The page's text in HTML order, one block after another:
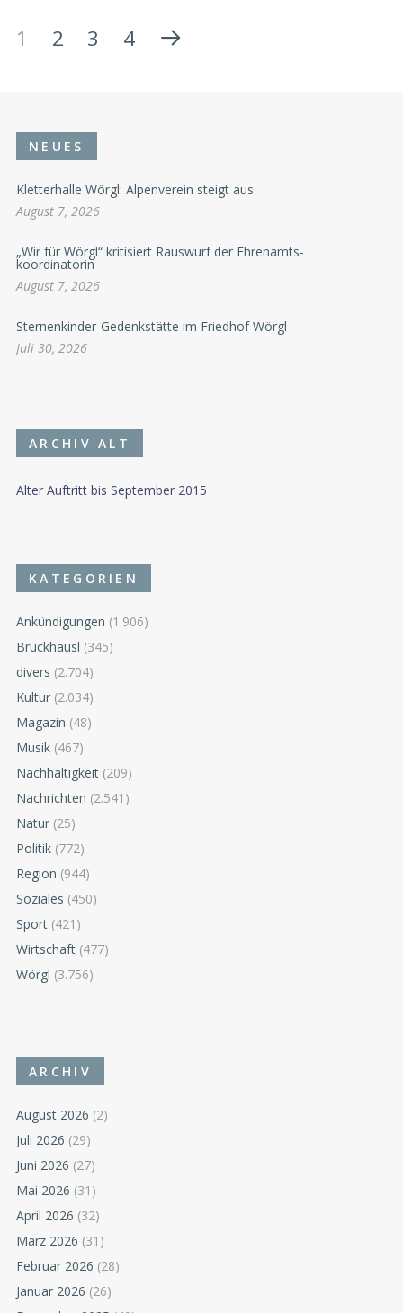
1 2 3 4
NEUES
Kletterhalle Wörgl: Alpenverein steigt aus
August 7, 2026
„Wir für Wörgl“ kritisiert Rauswurf der Ehrenamts-
koordinatorin
August 7, 2026
Sternenkinder-Gedenkstätte im Friedhof Wörgl
Juli 30, 2026
ARCHIV ALT
Alter Auftritt bis September 2015
KATEGORIEN
Ankündigungen (1.906)
Bruckhäusl (345)
divers (2.704)
Kultur (2.034)
Magazin (48)
Musik (467)
Nachhaltigkeit (209)
Nachrichten (2.541)
Natur (25)
Politik (772)
Region (944)
Soziales (450)
Sport (421)
Wirtschaft (477)
Wörgl (3.756)
ARCHIV
August 2026 (2)
Juli 2026 (29)
Juni 2026 (27)
Mai 2026 (31)
April 2026 (32)
März 2026 (31)
Februar 2026 (28)
Januar 2026 (26)